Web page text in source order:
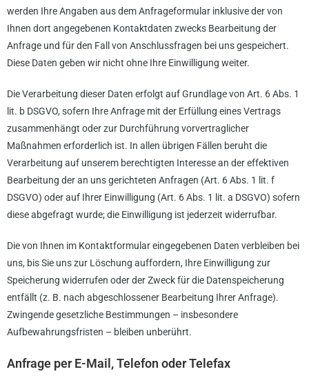
werden Ihre Angaben aus dem Anfrageformular inklusive der von
Ihnen dort angegebenen Kontaktdaten zwecks Bearbeitung der
Anfrage und für den Fall von Anschlussfragen bei uns gespeichert.
Diese Daten geben wir nicht ohne Ihre Einwilligung weiter.
Die Verarbeitung dieser Daten erfolgt auf Grundlage von Art. 6 Abs. 1
lit. b DSGVO, sofern Ihre Anfrage mit der Erfüllung eines Vertrags
zusammenhängt oder zur Durchführung vorvertraglicher
Maßnahmen erforderlich ist. In allen übrigen Fällen beruht die
Verarbeitung auf unserem berechtigten Interesse an der effektiven
Bearbeitung der an uns gerichteten Anfragen (Art. 6 Abs. 1 lit. f
DSGVO) oder auf Ihrer Einwilligung (Art. 6 Abs. 1 lit. a DSGVO) sofern
diese abgefragt wurde; die Einwilligung ist jederzeit widerrufbar.
Die von Ihnen im Kontaktformular eingegebenen Daten verbleiben bei
uns, bis Sie uns zur Löschung auffordern, Ihre Einwilligung zur
Speicherung widerrufen oder der Zweck für die Datenspeicherung
entfällt (z. B. nach abgeschlossener Bearbeitung Ihrer Anfrage).
Zwingende gesetzliche Bestimmungen – insbesondere
Aufbewahrungsfristen – bleiben unberührt.
Anfrage per E-Mail, Telefon oder Telefax